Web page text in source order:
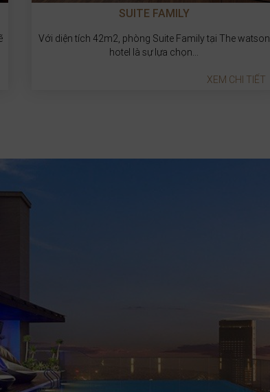
SUITE DOUBLE/TWIN
Phòng Suite của chúng tôi rộng 38m2 được thiết kế ấm
cúng và tỉ mỉ...
XEM CHI TIẾT